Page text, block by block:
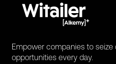
Empower companies to
opportunities every day.